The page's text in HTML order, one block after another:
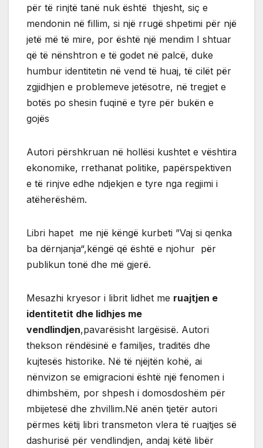
për të rinjtë tanë nuk është thjesht, siç e
mendonin në fillim, si një rrugë shpetimi për një
jetë më të mire, por është një mendim I shtuar
që të nënshtron e të godet në palcë, duke
humbur identitetin në vend të huaj, të cilët për
zgjidhjen e problemeve jetësotre, në tregjet e
botës po shesin fuqinë e tyre për bukën e
gojës
Autori përshkruan në hollësi kushtet e vështira
ekonomike, rrethanat politike, papërspektiven
e të rinjve edhe ndjekjen e tyre nga regjimi i
atëherëshëm.
Libri hapet me një këngë kurbeti ”Vaj si qenka
ba dërnjanja“,këngë që është e njohur për
publikun tonë dhe më gjerë.
Mesazhi kryesor i librit lidhet me ruajtjen e
identitetit dhe lidhjes me
vendlindjen,pavarësisht largësisë. Autori
thekson rëndësinë e familjes, traditës dhe
kujtesës historike. Në të njëjtën kohë, ai
nënvizon se emigracioni është një fenomen i
dhimbshëm, por shpesh i domosdoshëm për
mbijetesë dhe zhvillim.Në anën tjetër autori
përmes këtij libri transmeton vlera të ruajtjes së
dashurisë për vendlindjen, andaj këtë libër